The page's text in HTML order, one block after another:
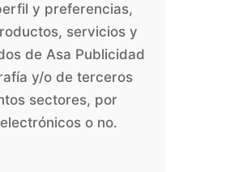
y preferencias,
servicios y
de Asa Publicidad
y/o de terceros
sectores, por
o no.